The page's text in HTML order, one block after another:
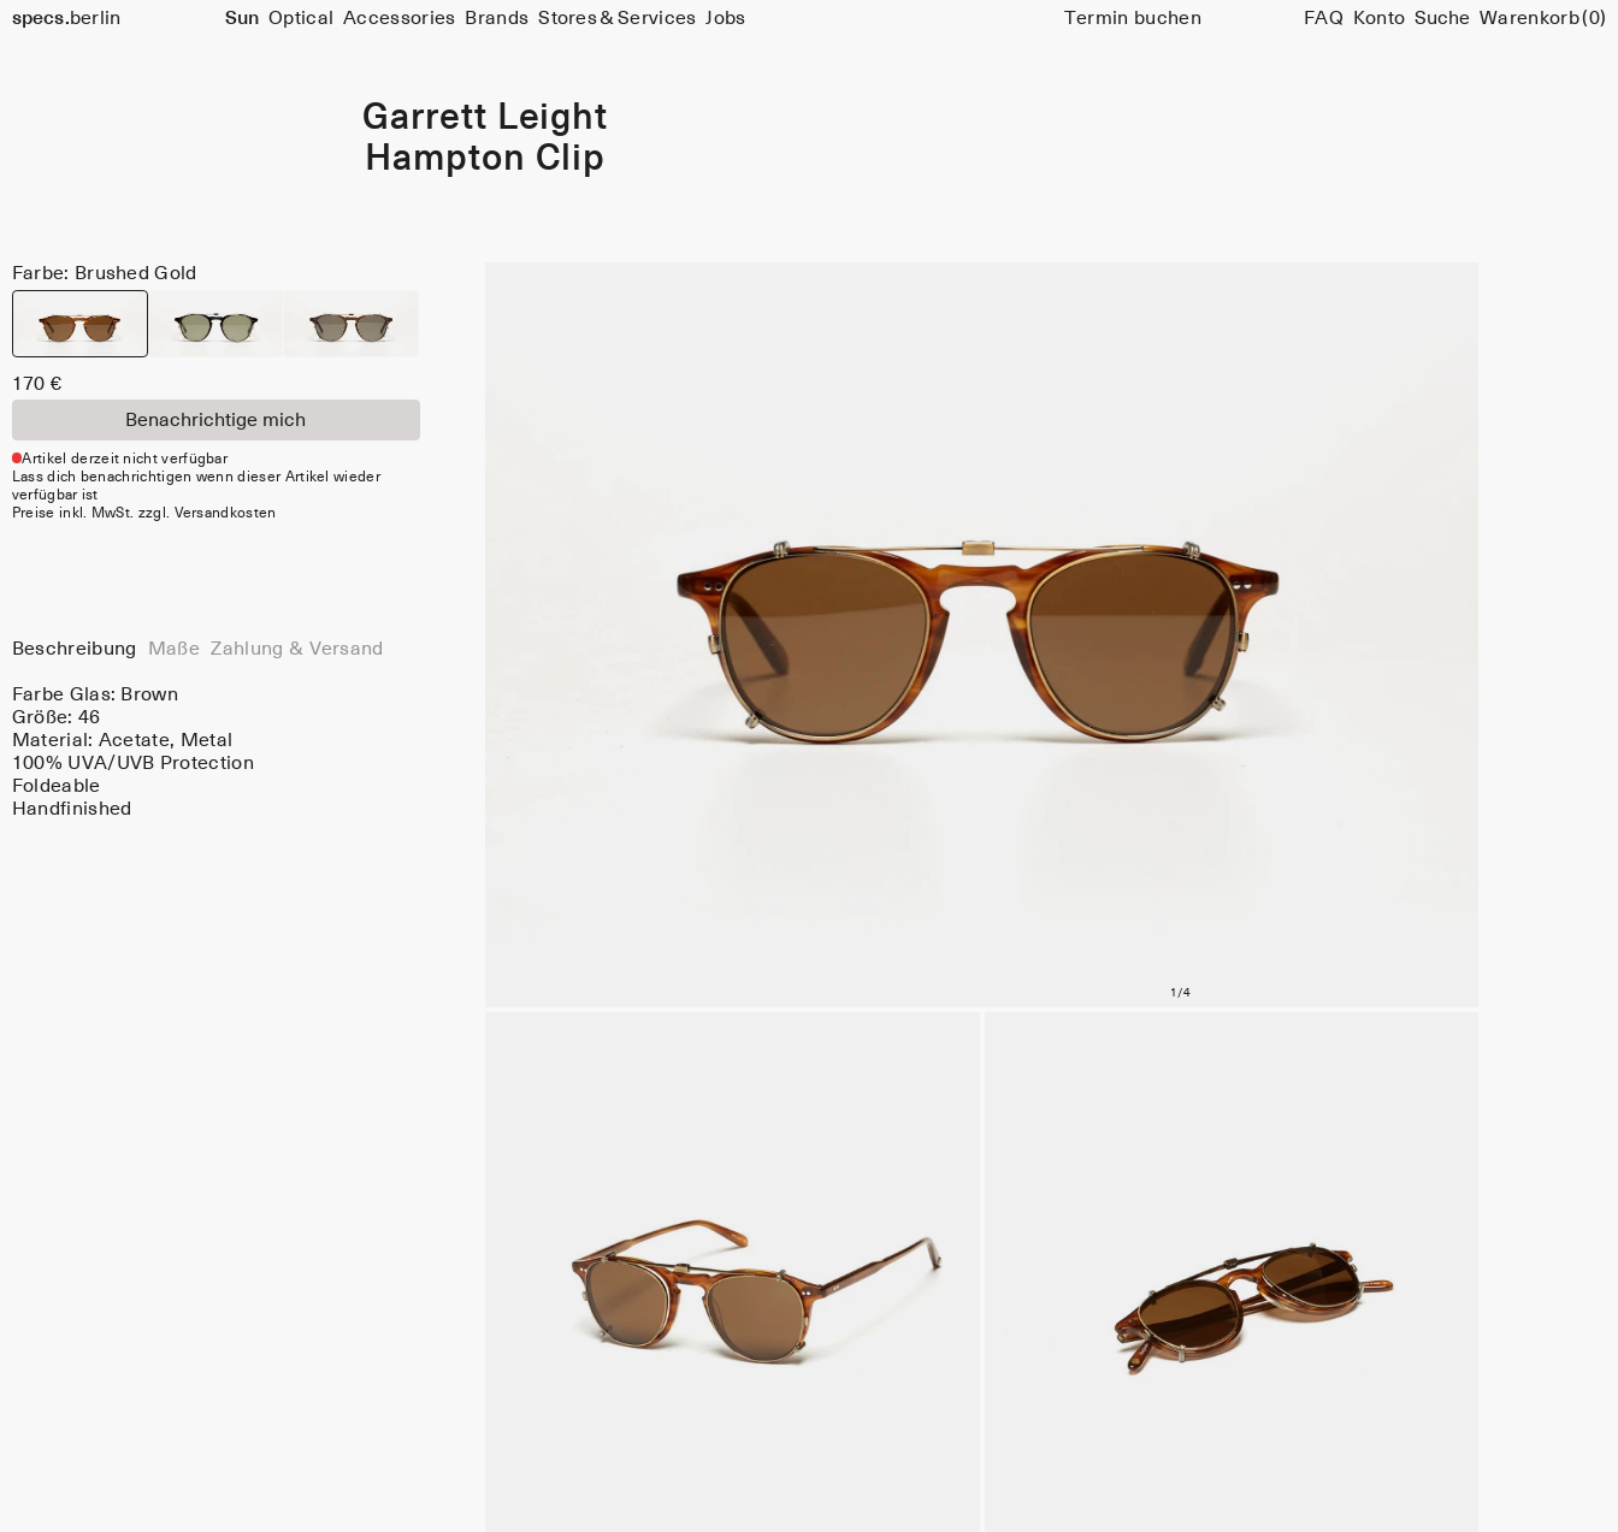
specs. berlin Sun Optical Accessories Brands Stores & Services Jobs Termin buchen FAQ Konto Suche Warenkorb(0)
Garrett Leight
Hampton Clip
Farbe: Brushed Gold
Größe
46
170 €
Benachrichtige mich
Artikel derzeit nicht verfügbar
Lass dich benachrichtigen wenn dieser Artikel wieder
verfügbar ist
Preise inkl. MwSt. zzgl. Versandkosten
Beschreibung Maße Zahlung & Versand
Farbe Glas: Brown
Größe: 46
Material: Acetate, Metal
100% UVA/UVB Protection
Foldeable
Handfinished